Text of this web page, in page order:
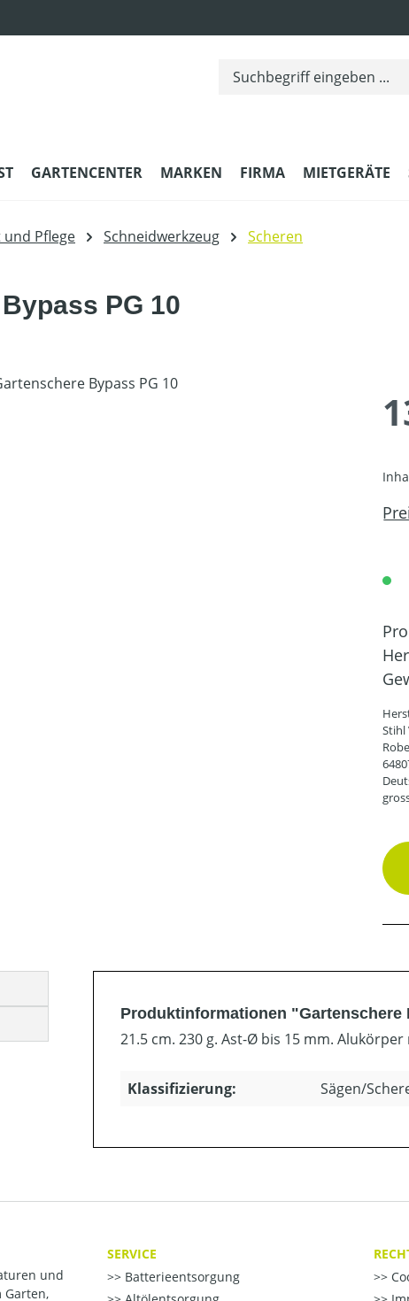
GARTENCENTER MARKEN FIRMA MIETGERÄTE
Pflege Schneidwerkzeug Scheren
PG 10
Stihl
Produktinformationen "Gartenschere
21.5 cm. 230 g. Ast-Ø bis 15 mm.
Klassifizierung: Sägen/
und
Garten,
SERVICE
Batterieentsorgung